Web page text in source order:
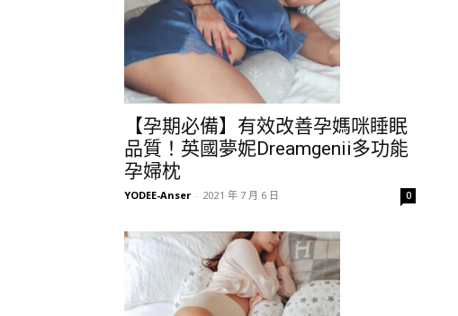
【孕期必備】有效改善孕媽咪睡眠
品質！英國夢妮Dreamgenii多功能
孕婦枕
YODEE-Anser - 2021 年 7 月 6 日 0